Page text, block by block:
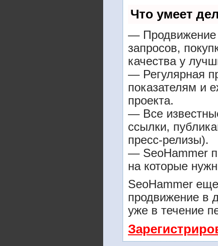
Что умеет
— Продвижение
запросов,
качества у
— Регулярная
показателям и
проекта.
— Все
ссылки,
пресс-релизы).
— SeoHammer
на которые
SeoHammer
продвижение в
уже в течение